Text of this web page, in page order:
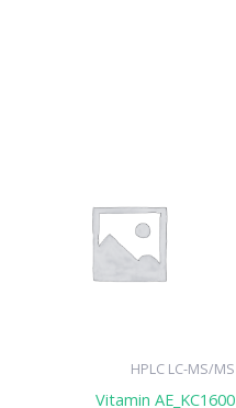
HPLC LC-MS/MS
Vitamin AE_KC1600